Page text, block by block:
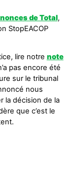
de Total,
StopEACOP
lire notre note
pas encore été
sur le tribunal
nous
la décision de la
que c’est le